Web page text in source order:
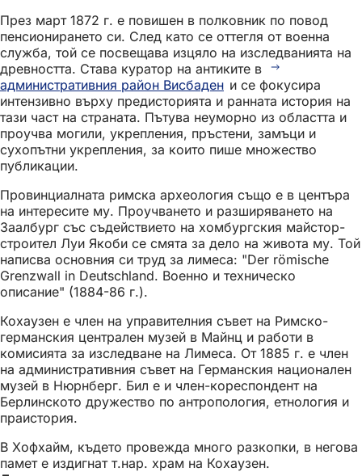
През март 1872 г. е повишен в полковник по повод
пенсионирането си. След като се оттегля от военна
служба, той се посвещава изцяло на изследванията на
древността. Става куратор на антиките в
административния район Висбаден и се фокусира
интензивно върху предисторията и ранната история на
тази част на страната. Пътува неуморно из областта и
проучва могили, укрепления, пръстени, замъци и
сухопътни укрепления, за които пише множество
публикации.
Провинциалната римска археология също е в центъра
на интересите му. Проучването и разширяването на
Заалбург със съдействието на хомбургския майстор-
строител Луи Якоби се смята за дело на живота му. Той
написва основния си труд за лимеса: "Der römische
Grenzwall in Deutschland. Военно и техническо
описание" (1884-86 г.).
Кохаузен е член на управителния съвет на Римско-
германския централен музей в Майнц и работи в
комисията за изследване на Лимеса. От 1885 г. е член
на административния съвет на Германския национален
музей в Нюрнберг. Бил е и член-кореспондент на
Берлинското дружество по антропология, етнология и
праистория.
В Хофхайм, където провежда много разкопки, в негова
памет е издигнат т.нар. храм на Кохаузен.